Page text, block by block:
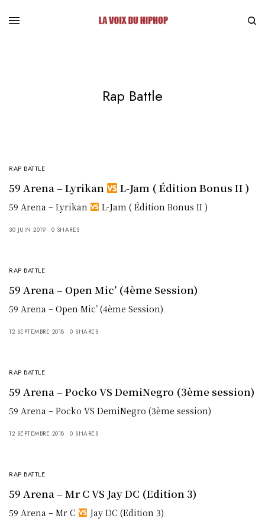
Rap Battle
RAP BATTLE
59 Arena – Lyrikan L-Jam ( Édition Bonus II )
59 Arena – Lyrikan L-Jam ( Édition Bonus II )
30 JUIN 2019 0 SHARES
RAP BATTLE
59 Arena – Open Mic’ (4ème Session)
59 Arena – Open Mic’ (4ème Session)
12 SEPTEMBRE 2018 0 SHARES
RAP BATTLE
59 Arena – Pocko VS DemiNegro (3ème session)
59 Arena – Pocko VS DemiNegro (3ème session)
12 SEPTEMBRE 2018 0 SHARES
RAP BATTLE
59 Arena – Mr C VS Jay DC (Edition 3)
59 Arena – Mr C Jay DC (Edition 3)